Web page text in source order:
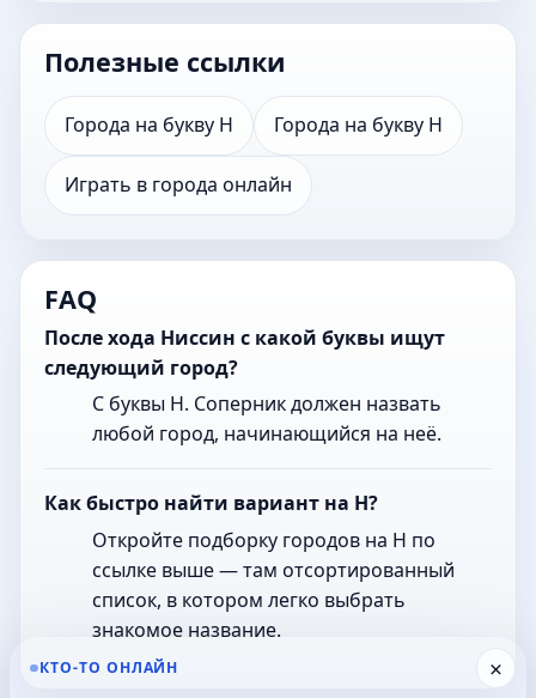
Полезные ссылки
Города на букву Н Города на букву Н
Играть в города онлайн
FAQ
После хода Ниссин с какой буквы ищут
следующий город?
С буквы Н. Соперник должен назвать
любой город, начинающийся на неё.
Как быстро найти вариант на Н?
Откройте подборку городов на Н по
ссылке выше — там отсортированный
список, в котором легко выбрать
знакомое название.
×
КТО-ТО ОНЛАЙН